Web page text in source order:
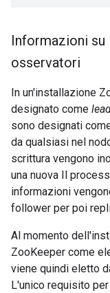
Informazioni su
osservatori
In un'installazione
designato come
sono designati
da qualsiasi nel
scrittura vengono
una nuova Il
informazioni
follower per poi
Al momento
ZooKeeper come
viene quindi eletto
L'unico requisito